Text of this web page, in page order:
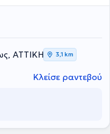
την
της.
ΑΤΤΙΚΗ 3,1 km
Κλείσε ραντεβού